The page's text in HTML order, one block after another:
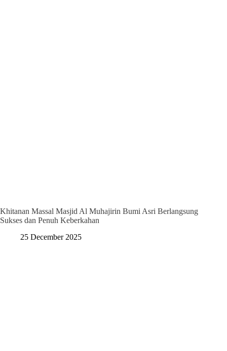
Khitanan Massal Masjid Al Muhajirin Bumi Asri Berlangsung
Sukses dan Penuh Keberkahan
25 December 2025